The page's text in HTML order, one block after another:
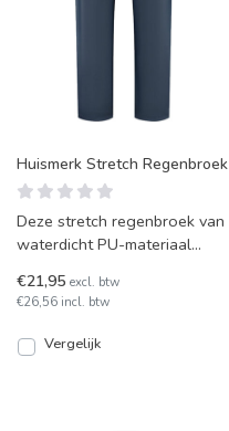
Huismerk Stretch Regenbroek
Deze stretch regenbroek van
waterdicht PU-materiaal
werkdagen. Met een
€21,95 excl. btw
€26,56 incl. btw
Vergelijk